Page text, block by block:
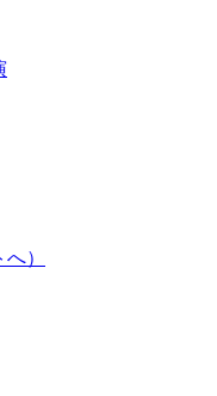
）